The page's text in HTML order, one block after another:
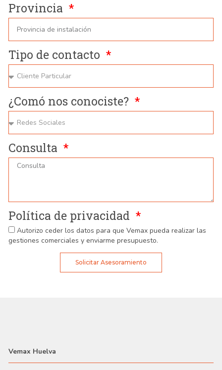
Provincia
Tipo de contacto
¿Comó nos conociste?
Consulta
Política de privacidad
Autorizo ceder los datos para que Vemax pueda realizar las
gestiones comerciales y enviarme presupuesto.
Solicitar Asesoramiento
Vemax Huelva